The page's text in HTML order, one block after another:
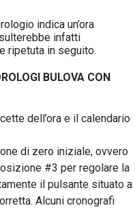
indica un’ora
infatti
ripetuta in seguito.
BULOVA CON
dell’ora e il calendario
di zero iniziale, ovvero
#3 per regolare la
il pulsante situato a
Alcuni cronografi